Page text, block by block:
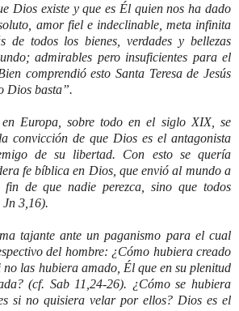
Dios existe y que es Él quien nos ha dado
amor fiel e indeclinable, meta infinita
de todos los bienes, verdades y bellezas
admirables pero insuficientes para el
comprendió esto Santa Teresa de Jesús
Dios basta”.
Europa, sobre todo en el siglo XIX, se
convicción de que Dios es el antagonista
de su libertad. Con esto se quería
fe bíblica en Dios, que envió al mundo a
de que nadie perezca, sino que todos
3,16).
tajante ante un paganismo para el cual
del hombre: ¿Cómo hubiera creado
no las hubiera amado, Él que en su plenitud
(cf. Sab 11,24-26). ¿Cómo se hubiera
si no quisiera velar por ellos? Dios es el